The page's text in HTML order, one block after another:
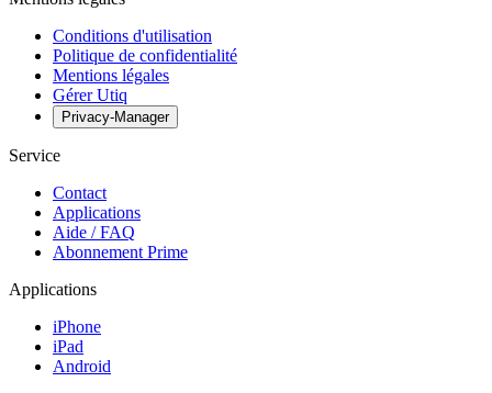
Conditions d'utilisation
Politique de confidentialité
Mentions légales
Gérer Utiq
Privacy-Manager
Service
Contact
Applications
Aide / FAQ
Abonnement Prime
Applications
iPhone
iPad
Android